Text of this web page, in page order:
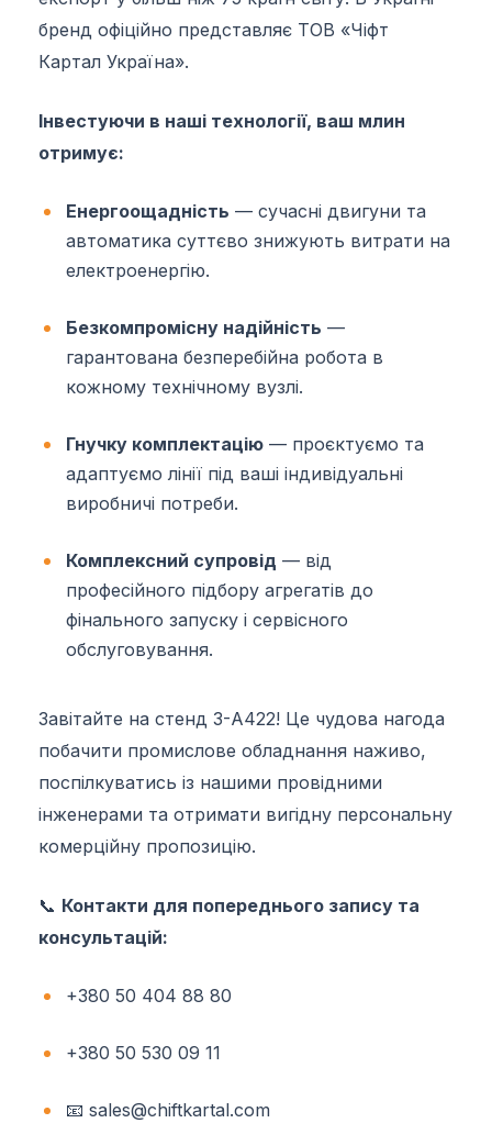
бренд офіційно представляє ТОВ «Чіфт
Картал Україна».
Інвестуючи в наші технології, ваш млин
отримує:
Енергоощадність — сучасні двигуни та
автоматика суттєво знижують витрати на
електроенергію.
Безкомпромісну надійність —
гарантована безперебійна робота в
кожному технічному вузлі.
Гнучку комплектацію— проєктуємо та
адаптуємо лінії під ваші індивідуальні
виробничі потреби.
Комплексний супровід — від
професійного підбору агрегатів до
фінального запуску і сервісного
обслуговування.
Завітайте на стенд 3-А422! Це чудова нагода
побачити промислове обладнання наживо,
поспілкуватись із нашими провідними
інженерами та отримати вигідну персональну
комерційну пропозицію.
📞 Контакти для попереднього запису та
консультацій:
+380 50 404 88 80
+380 50 530 09 11
📧 sales@chiftkartal.com